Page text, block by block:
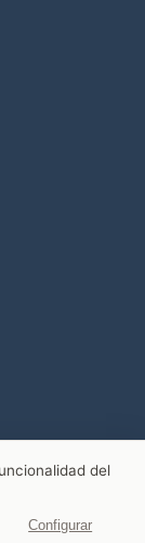
del
Configurar